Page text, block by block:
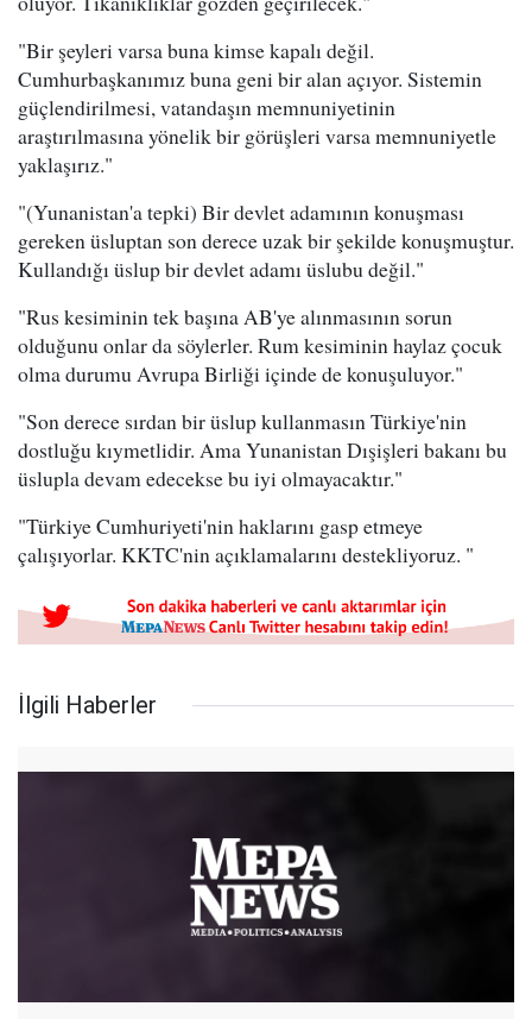
"Bir şeyleri varsa buna kimse kapalı değil.
Cumhurbaşkanımız buna geni bir alan açıyor. Sistemin
güçlendirilmesi, vatandaşın memnuniyetinin
araştırılmasına yönelik bir görüşleri varsa memnuniyetle
yaklaşırız."
"(Yunanistan'a tepki) Bir devlet adamının konuşması
gereken üsluptan son derece uzak bir şekilde konuşmuştur.
Kullandığı üslup bir devlet adamı üslubu değil."
"Rus kesiminin tek başına AB'ye alınmasının sorun
olduğunu onlar da söylerler. Rum kesiminin haylaz çocuk
olma durumu Avrupa Birliği içinde de konuşuluyor."
"Son derece sırdan bir üslup kullanmasın Türkiye'nin
dostluğu kıymetlidir. Ama Yunanistan Dışişleri bakanı bu
üslupla devam edecekse bu iyi olmayacaktır."
"Türkiye Cumhuriyeti'nin haklarını gasp etmeye
çalışıyorlar. KKTC'nin açıklamalarını destekliyoruz. "
İlgili Haberler